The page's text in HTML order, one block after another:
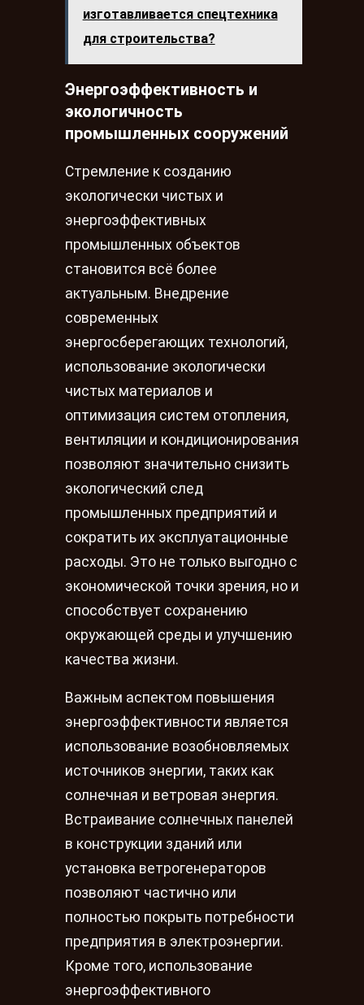
изготавливается спецтехника
для строительства?
Энергоэффективность и
экологичность
промышленных сооружений
Стремление к созданию
экологически чистых и
энергоэффективных
промышленных объектов
становится всё более
актуальным. Внедрение
современных
энергосберегающих технологий,
использование экологически
чистых материалов и
оптимизация систем отопления,
вентиляции и кондиционирования
позволяют значительно снизить
экологический след
промышленных предприятий и
сократить их эксплуатационные
расходы. Это не только выгодно с
экономической точки зрения, но и
способствует сохранению
окружающей среды и улучшению
качества жизни.
Важным аспектом повышения
энергоэффективности является
использование возобновляемых
источников энергии, таких как
солнечная и ветровая энергия.
Встраивание солнечных панелей
в конструкции зданий или
установка ветрогенераторов
позволяют частично или
полностью покрыть потребности
предприятия в электроэнергии.
Кроме того, использование
энергоэффективного